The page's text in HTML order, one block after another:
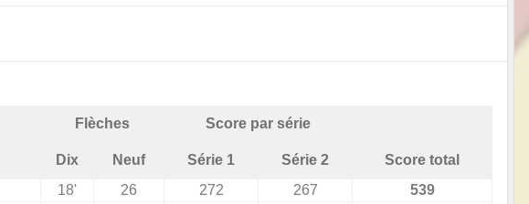
Flèches Score par série
Dix Neuf Série 1 Série 2
Score total
18' 26 272 267
539